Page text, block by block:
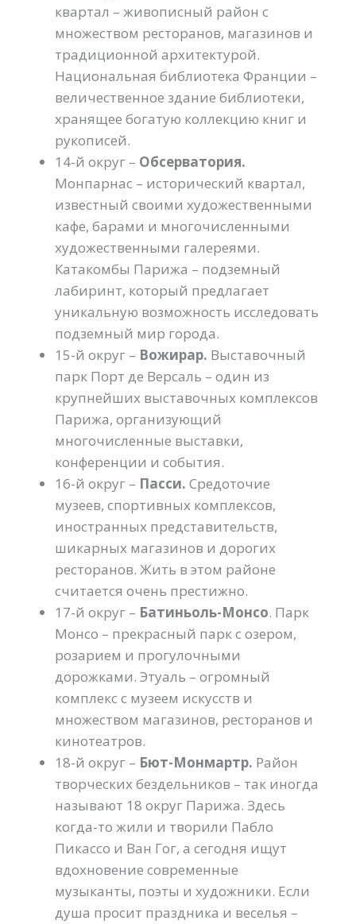
квартал – живописный район с
множеством ресторанов, магазинов и
традиционной архитектурой.
Национальная библиотека Франции –
величественное здание библиотеки,
хранящее богатую коллекцию книг и
рукописей.
14-й округ – Обсерватория.
Монпарнас – исторический квартал,
известный своими художественными
кафе, барами и многочисленными
художественными галереями.
Катакомбы Парижа – подземный
лабиринт, который предлагает
уникальную возможность исследовать
подземный мир города.
15-й округ – Вожирар. Выставочный
парк Порт де Версаль – один из
крупнейших выставочных комплексов
Парижа, организующий
многочисленные выставки,
конференции и события.
16-й округ – Пасси. Средоточие
музеев, спортивных комплексов,
иностранных представительств,
шикарных магазинов и дорогих
ресторанов. Жить в этом районе
считается очень престижно.
17-й округ – Батиньоль-Монсо. Парк
Монсо – прекрасный парк с озером,
розарием и прогулочными
дорожками. Этуаль – огромный
комплекс с музеем искусств и
множеством магазинов, ресторанов и
кинотеатров.
18-й округ – Бют-Монмартр. Район
творческих бездельников – так иногда
называют 18 округ Парижа. Здесь
когда-то жили и творили Пабло
Пикассо и Ван Гог, а сегодня ищут
вдохновение современные
музыканты, поэты и художники. Если
душа просит праздника и веселья –